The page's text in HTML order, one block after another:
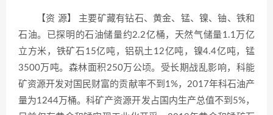
【资 源】 主要矿藏有钻石、黄金、锰、镍、铀、铁和
石油。已探明的石油储量约2.2亿桶，天然气储量1.1万亿
立方米，铁矿石15亿吨，铝矾土12亿吨，镍4.4亿吨，锰
3500万吨。森林面积250万公顷。受长期战乱影响，科能
矿资源开发对国民财富的贡献率不到1%，2017年科石油产
量为1244万桶。科矿产资源开发占国内生产总值不到5%，